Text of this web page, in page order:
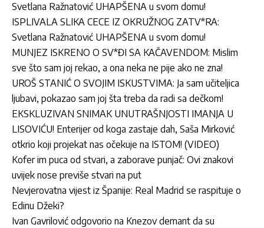
Svetlana Ražnatović UHAPŠENA u svom domu!
ISPLIVALA SLIKA CECE IZ OKRUŽNOG ZATV*RA:
Svetlana Ražnatović UHAPŠENA u svom domu!
MUNJEZ ISKRENO O SV*ĐI SA KAČAVENDOM: Mislim
sve što sam joj rekao, a ona neka ne pije ako ne zna!
UROŠ STANIĆ O SVOJIM ISKUSTVIMA: Ja sam učiteljica
ljubavi, pokazao sam joj šta treba da radi sa dečkom!
EKSKLUZIVAN SNIMAK UNUTRAŠNJOSTI IMANJA U
LISOVIĆU! Enterijer od koga zastaje dah, Saša Mirković
otkrio koji projekat nas očekuje na ISTOM! (VIDEO)
Kofer im puca od stvari, a zaborave punjač: Ovi znakovi
uvijek nose previše stvari na put
Nevjerovatna vijest iz Španije: Real Madrid se raspituje o
Edinu Džeki?
Ivan Gavrilović odgovorio na Knezov demant da su